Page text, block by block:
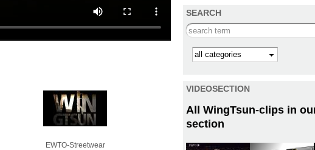
EWTO-Streetwear
SEARCH
Search this site
Kategorie
VIDEOSECTION
All WingTsun-clips in
section